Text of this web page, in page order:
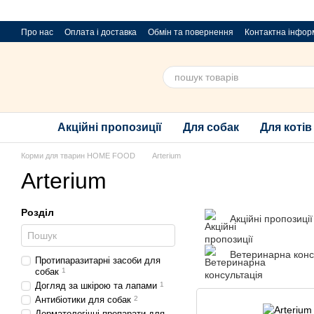
Про нас Оплата і доставка Обмін та повернення
Контактна
Акційні пропозиції Для собак Для котів
Корми для тварин HOME FOOD Arterium
Arterium
Акційні пропозиції
Ветеринарна
Розділ
Протипаразитарні засоби для
собак 1
Догляд за шкірою та лапами 1
Антибіотики для собак 2